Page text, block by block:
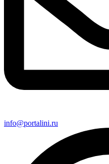
info@portalini.ru